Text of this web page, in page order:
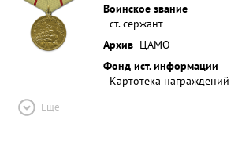
Воинское звание
ст. сержант
Архив ЦАМО
Фонд ист. информации
Картотека награждений
Ещё